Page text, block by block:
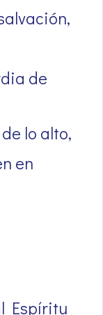
de
lo alto,
en
Espíritu